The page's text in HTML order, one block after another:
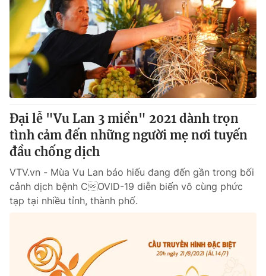
Đại lễ "Vu Lan 3 miền" 2021 dành trọn
tình cảm đến những người mẹ nơi tuyến
đầu chống dịch
VTV.vn - Mùa Vu Lan báo hiếu đang đến gần trong bối
cảnh dịch bệnh COVID-19 diễn biến vô cùng phức
tạp tại nhiều tỉnh, thành phố.